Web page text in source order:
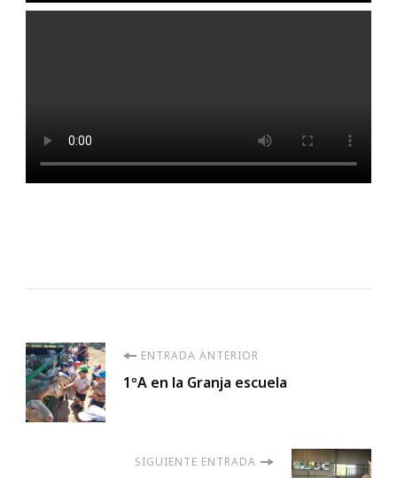
Navegación
de
entradas
ENTRADA ANTERIOR
1ºA en la Granja escuela
SIGUIENTE ENTRADA